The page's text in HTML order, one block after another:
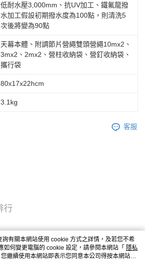
低耐水壓3,000mm、抗UV加工、鐵氟龍撥
水加工假設初期撥水度為100點，則清洗5
次後將變為90點
天幕本體、附調節片營繩雙頭營繩10mx2、
3mx2、2mx2、營柱收納袋、營釘收納袋、
攜行袋
80x17x22hcm
3.1kg
客服
行
有關本網站使用 cookie 方式之詳情，及若您不希
如何變更電腦的 cookie 設定，請參閱本網站「 隱私
繼續使用本網站即表示您同意本公司得按本網站使